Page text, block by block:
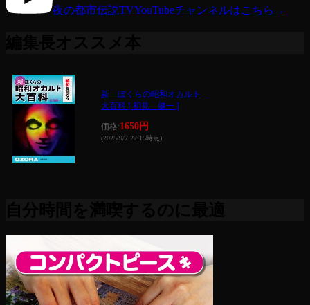
夜の都市伝説TVYouTubeチャンネルはこちら →
新 ぼくらの昭和オカルト
大百科 [ 初見 健一 ]
価格:1650円
(2025/9/7 22:15時点)